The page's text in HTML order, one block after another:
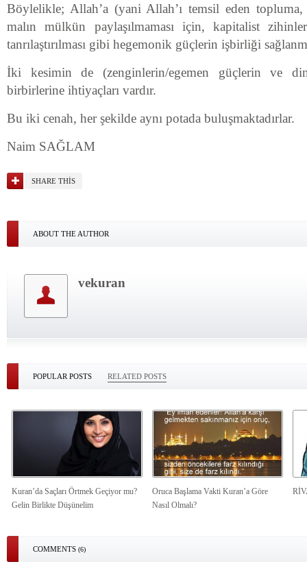
Böylelikle; Allah’a (yani Allah’ı temsil eden
malın mülkün paylaşılmaması için, kapitalist
tanrılaştırılması gibi hegemonik güçlerin işbirliği
İki kesimin de (zenginlerin/egemen güçlerin ve din
birbirlerine ihtiyaçları vardır.
Bu iki cenah, her şekilde aynı potada buluşmaktadırlar.
Naim SAĞLAM
SHARE THIS
ABOUT THE AUTHOR
vekuran
POPULAR POSTS RELATED POSTS
Kuran’da Saçları Örtmek Geçiyor mu?
Gelin Birlikte Düşünelim
Oruca Başlama Vakti Kuran’a Göre
Nasıl Olmalı?
COMMENTS (6)